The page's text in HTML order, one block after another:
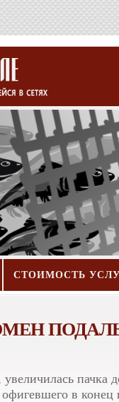
СТОИМОСТЬ
пачка
в конец